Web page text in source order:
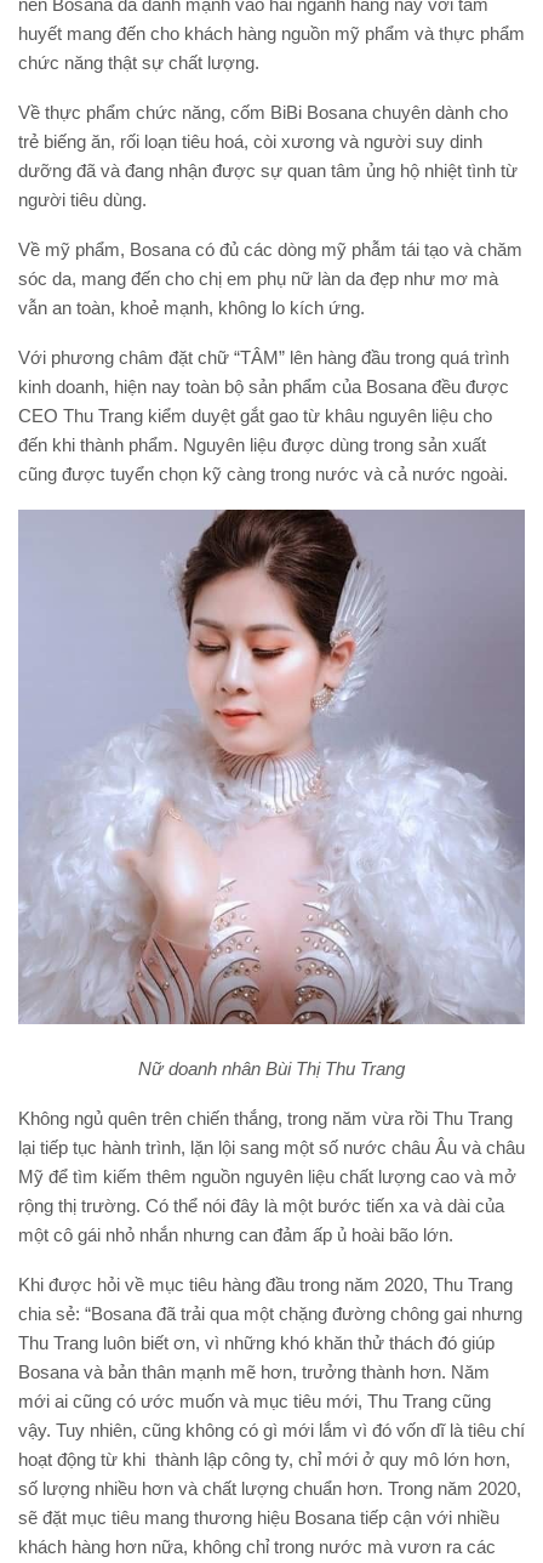
nên Bosana đã đánh mạnh vào hai ngành hàng này với tâm
huyết mang đến cho khách hàng nguồn mỹ phẩm và thực phẩm
chức năng thật sự chất lượng.
Về thực phẩm chức năng, cốm BiBi Bosana chuyên dành cho
trẻ biếng ăn, rối loạn tiêu hoá, còi xương và người suy dinh
dưỡng đã và đang nhận được sự quan tâm ủng hộ nhiệt tình từ
người tiêu dùng.
Về mỹ phẩm, Bosana có đủ các dòng mỹ phẫm tái tạo và chăm
sóc da, mang đến cho chị em phụ nữ làn da đẹp như mơ mà
vẫn an toàn, khoẻ mạnh, không lo kích ứng.
Với phương châm đặt chữ “TÂM” lên hàng đầu trong quá trình
kinh doanh, hiện nay toàn bộ sản phẩm của Bosana đều được
CEO Thu Trang kiểm duyệt gắt gao từ khâu nguyên liệu cho
đến khi thành phẩm. Nguyên liệu được dùng trong sản xuất
cũng được tuyển chọn kỹ càng trong nước và cả nước ngoài.
Nữ doanh nhân Bùi Thị Thu Trang
Không ngủ quên trên chiến thắng, trong năm vừa rồi Thu Trang
lại tiếp tục hành trình, lặn lội sang một số nước châu Âu và châu
Mỹ để tìm kiếm thêm nguồn nguyên liệu chất lượng cao và mở
rộng thị trường. Có thể nói đây là một bước tiến xa và dài của
một cô gái nhỏ nhắn nhưng can đảm ấp ủ hoài bão lớn.
Khi được hỏi về mục tiêu hàng đầu trong năm 2020, Thu Trang
chia sẻ: “Bosana đã trải qua một chặng đường chông gai nhưng
Thu Trang luôn biết ơn, vì những khó khăn thử thách đó giúp
Bosana và bản thân mạnh mẽ hơn, trưởng thành hơn. Năm
mới ai cũng có ước muốn và mục tiêu mới, Thu Trang cũng
vậy. Tuy nhiên, cũng không có gì mới lắm vì đó vốn dĩ là tiêu chí
hoạt động từ khi thành lập công ty, chỉ mới ở quy mô lớn hơn,
số lượng nhiều hơn và chất lượng chuẩn hơn. Trong năm 2020,
sẽ đặt mục tiêu mang thương hiệu Bosana tiếp cận với nhiều
khách hàng hơn nữa, không chỉ trong nước mà vươn ra các